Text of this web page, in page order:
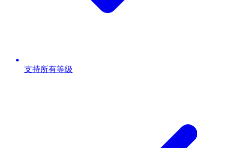
支持所有等级